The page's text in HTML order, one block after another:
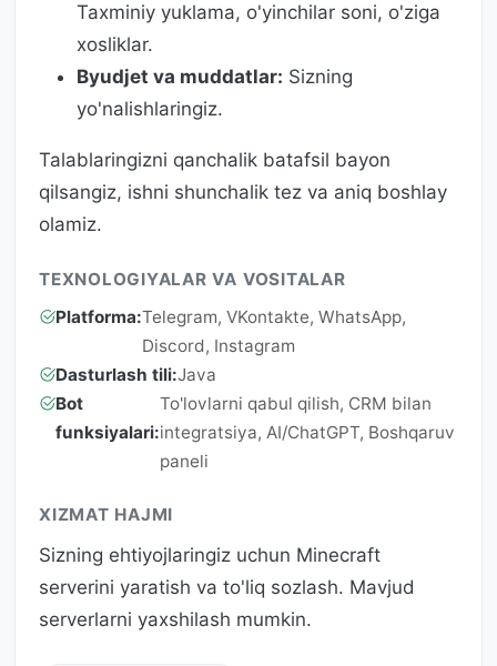
Taxminiy yuklama, o'yinchilar soni, o'ziga
xosliklar.
Byudjet va muddatlar: Sizning
yo'nalishlaringiz.
Talablaringizni qanchalik batafsil bayon
qilsangiz, ishni shunchalik tez va aniq boshlay
olamiz.
TEXNOLOGIYALAR VA VOSITALAR
Platforma:Telegram, VKontakte, WhatsApp,
Discord, Instagram
Dasturlash tili:Java
Bot
funksiyalari:
To'lovlarni qabul qilish, CRM bilan
integratsiya, AI/ChatGPT, Boshqaruv
paneli
XIZMAT HAJMI
Sizning ehtiyojlaringiz uchun Minecraft
serverini yaratish va to'liq sozlash. Mavjud
serverlarni yaxshilash mumkin.